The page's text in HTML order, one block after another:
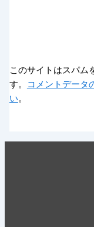
このサイトはスパム
す。
コメントデータ
い。